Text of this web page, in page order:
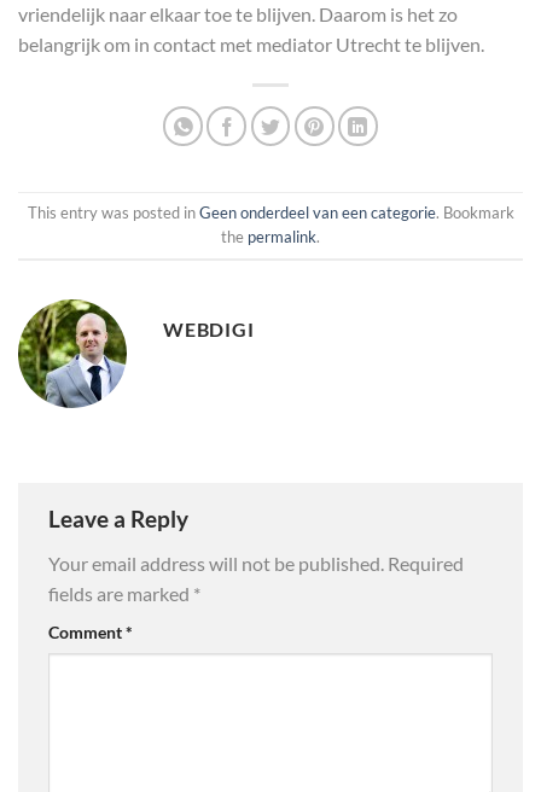
vriendelijk naar elkaar toe te blijven. Daarom is het zo
belangrijk om in contact met mediator Utrecht te blijven.
This entry was posted inGeen onderdeel van een categorie. Bookmark
the permalink.
WEBDIGI
Leave a Reply
Your email address will not be published. Required
fields are marked *
Comment*